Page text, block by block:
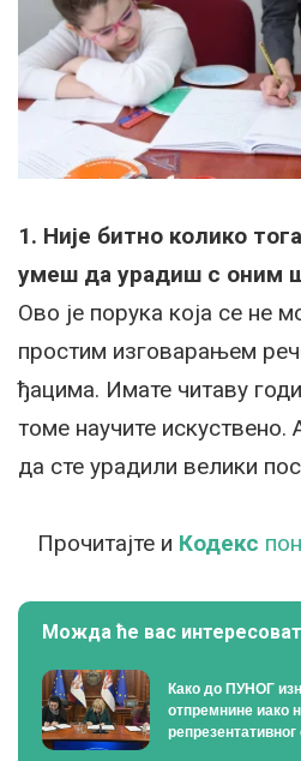
1. Није битно колико
умеш да урадиш с оним
Ово је порука која се не
простим изговарањем
ђацима. Имате читаву
томе научите искуствено.
да сте урадили велики
Прочитајте и Кодекс
Можда ће вас
Како до ПУНОГ
отпремнине иако